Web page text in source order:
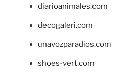
diarioanimales.com
decogaleri.com
unavozparadios.com
shoes-vert.com